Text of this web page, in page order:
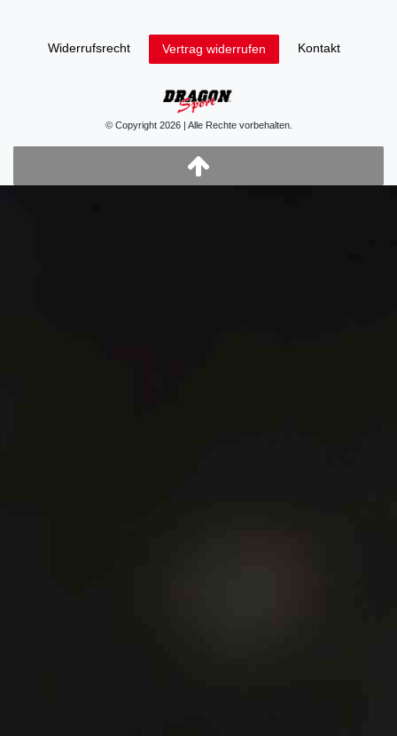
Widerrufs­recht Vertrag widerrufen Kontakt
© Copyright 2026 | Alle Rechte vorbehalten.